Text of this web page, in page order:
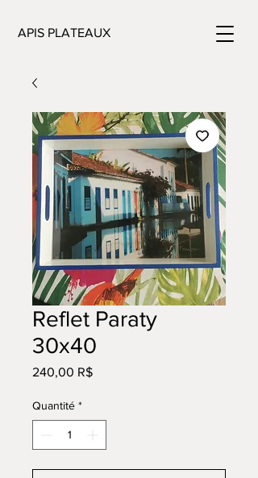
APIS PLATEAUX
Reflet Paraty
30x40
240,00 R$Prix
Quantité *